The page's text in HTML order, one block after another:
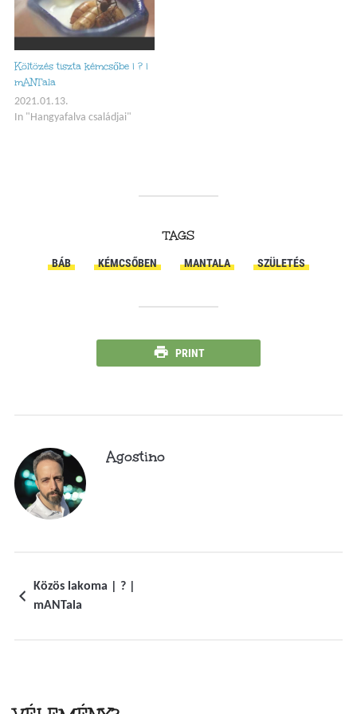
költözni a gyerkőcökkel a párás
vattához,…
Költözés tiszta kémcsőbe | ? |
mANTala
2021.01.13.
In "Hangyafalva családjai"
TAGS
BÁB KÉMCSŐBEN MANTALA SZÜLETÉS
PRINT
Agostino
Közös lakoma | ? |
mANTala